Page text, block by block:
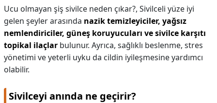
Ucu olmayan şiş sivilce neden çıkar?, Sivilceli yüze iyi
gelen şeyler arasında nazik temizleyiciler, yağsız
nemlendiriciler, güneş koruyucuları ve sivilce karşıtı
topikal ilaçlar bulunur. Ayrıca, sağlıklı beslenme, stres
yönetimi ve yeterli uyku da cildin iyileşmesine yardımcı
olabilir.
Sivilceyi anında ne geçirir?